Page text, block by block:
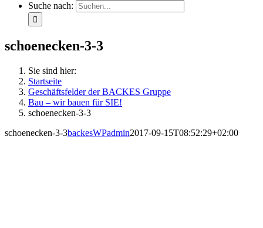
Suche nach:
schoenecken-3-3
Sie sind hier:
Startseite
Geschäftsfelder der BACKES Gruppe
Bau – wir bauen für SIE!
schoenecken-3-3
schoenecken-3-3backesWPadmin2017-09-15T08:52:29+02:00